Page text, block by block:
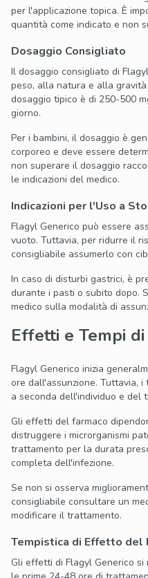
per l'applicazione topica. È
quantità come indicato e non
Dosaggio Consigliato
Il dosaggio consigliato di
peso, alla natura e alla
dosaggio tipico è di 250-500
giorno.
Per i bambini, il dosaggio è
corporeo e deve essere
non superare il dosaggio
le indicazioni del medico.
Indicazioni per l'Uso a
Flagyl Generico può essere
vuoto. Tuttavia, per ridurre il
consigliabile assumerlo con
In caso di disturbi gastrici, è
durante i pasti o subito dopo.
medico sulla modalità di
Effetti e Tempi
Flagyl Generico inizia
ore dall'assunzione. Tuttavia,
a seconda dell'individuo e del
Gli effetti del farmaco
distruggere i microrganismi
trattamento per la durata
completa dell'infezione.
Se non si osserva
consigliabile consultare un
modificare il trattamento.
Tempistica di Effetto del
Gli effetti di Flagyl Generico